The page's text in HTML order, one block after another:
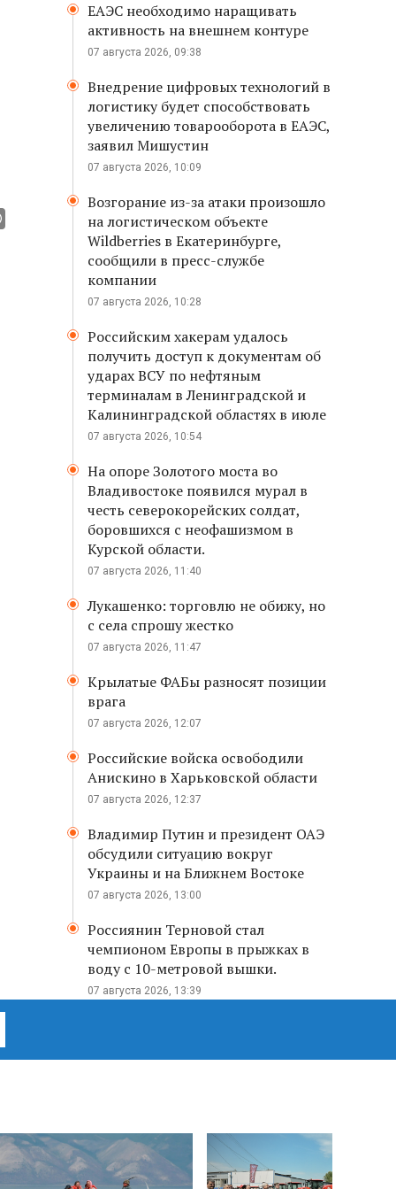
ЕАЭС необходимо наращивать
активность на внешнем контуре
07 августа 2026, 09:38
Внедрение цифровых технологий в
логистику будет способствовать
увеличению товарооборота в ЕАЭС,
заявил Мишустин
07 августа 2026, 10:09
Возгорание из-за атаки произошло
на логистическом объекте
Wildberries в Екатеринбурге,
сообщили в пресс-службе
компании
07 августа 2026, 10:28
Российским хакерам удалось
получить доступ к документам об
ударах ВСУ по нефтяным
терминалам в Ленинградской и
Калининградской областях в июле
07 августа 2026, 10:54
На опоре Золотого моста во
Владивостоке появился мурал в
честь северокорейских солдат,
боровшихся с неофашизмом в
Курской области.
07 августа 2026, 11:40
Лукашенко: торговлю не обижу, но
с села спрошу жестко
07 августа 2026, 11:47
Крылатые ФАБы разносят позиции
врага
07 августа 2026, 12:07
Российские войска освободили
Анискино в Харьковской области
07 августа 2026, 12:37
Владимир Путин и президент ОАЭ
обсудили ситуацию вокруг
Украины и на Ближнем Востоке
07 августа 2026, 13:00
Россиянин Терновой стал
чемпионом Европы в прыжках в
воду с 10-метровой вышки.
07 августа 2026, 13:39